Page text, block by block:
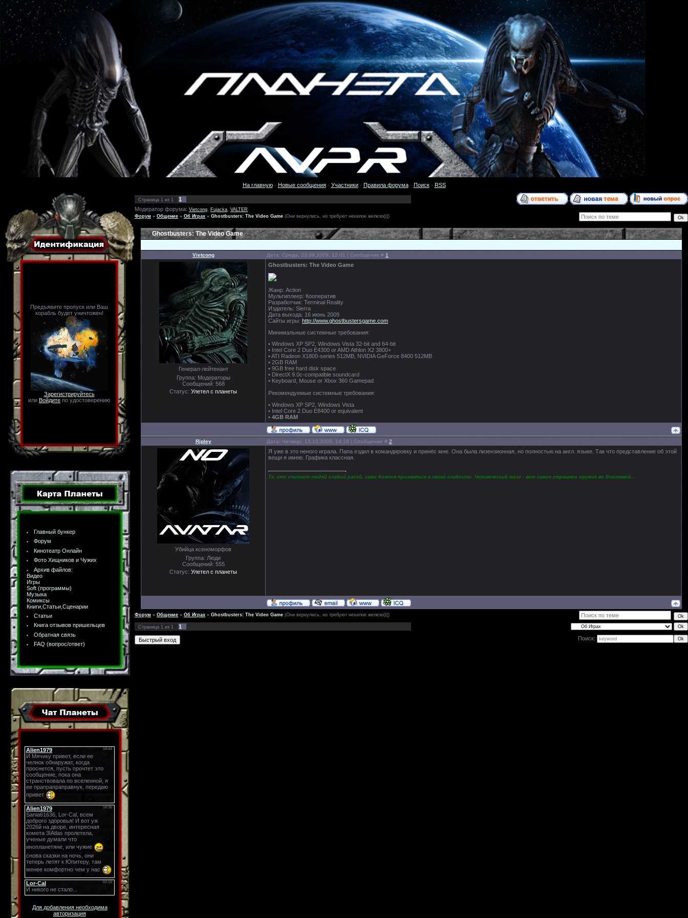
На главную· Новые сообщения· Участники· Правила форума· Поиск· RSS
Предъявите пропуск или Ваш
корабль будет уничтожен!
Зарегистрируйтесь
или Войдите по удостоверению
Главный бункер
Форум
Кинотеатр Онлайн
Фото Хищников и Чужих
Архив файлов:
Видео
Игры
Soft (программы)
Музыка
Комиксы
Книги,Статьи,Сценарии
Статьи
Книга отзывов пришельцев
Обратная связь
FAQ (вопрос/ответ)
Для добавления необходима
авторизация
Страница 1 из 1
1
Модератор форума: Vietcong Fujacka VALTER
Форум » Общение » Об Играх » Ghostbusters: The Video Game (Они вернулись, но требуют нехилое железо((()
Ghostbusters: The Video Game
Vietcong Дата: Среда, 23.09.2009, 12:01 | Сообщение # 1
Генерал-лейтенант
Группа: Модераторы
Сообщений: 568
Статус: Улетел с планеты
Ghostbusters: The Video Game
Жанр: Action
Мультиплеер: Кооператив
Разработчик: Terminal Reality
Издатель: Sierra
Дата выхода: 16 июнь 2009
Сайты игры: http://www.ghostbustersgame.com
Минимальные системные требования:
• Windows XP SP2, Windows Vista 32-bit and 64-bit
• Intel Core 2 Duo E4300 or AMD Athlon X2 3800+
• ATI Radeon X1800-series 512MB, NVIDIA GeForce 8400 512MB
• 2GB RAM
• 9GB free hard disk space
• DirectX 9.0c-compatible soundcard
• Keyboard, Mouse or Xbox 360 Gamepad
Рекомендуемые системные требования:
• Windows XP SP2, Windows Vista
• Intel Core 2 Duo E8400 or equivalent
• 4GB RAM
Ripley Дата: Четверг, 15.10.2009, 14:18 | Сообщение # 2
Убийца ксеноморфов
Группа: Люди
Сообщений: 555
Статус: Улетел с планеты
Я уже в это неного играла. Папа ездил в командировку и принёс мне. Она была лизензионная, но полностью на англ. языке. Так что представление об этой
вещи я имею. Графика классная.
Те, кто считает людей слабой расой, сами боятся признаться в своей слабости. Человеческий мозг - вот самое страшное оружие во Вселенной...
Форум » Общение » Об Играх » Ghostbusters: The Video Game (Они вернулись, но требуют нехилое железо((()
Страница 1 из 1
1
Поиск: